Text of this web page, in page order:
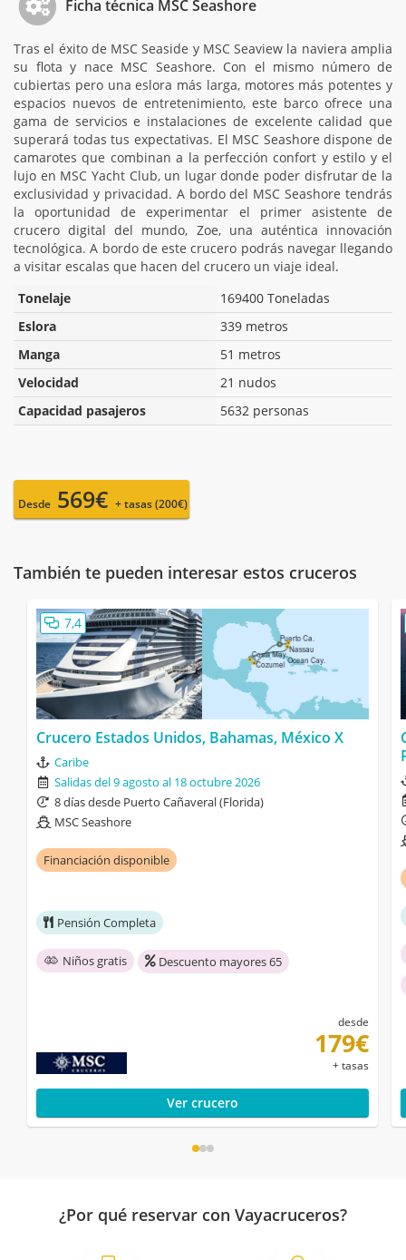
Ficha técnica MSC Seashore
Tras el éxito de MSC Seaside y MSC Seaview la naviera amplia
su flota y nace MSC Seashore. Con el mismo número de
cubiertas pero una eslora más larga, motores más potentes y
espacios nuevos de entretenimiento, este barco ofrece una
gama de servicios e instalaciones de excelente calidad que
superará todas tus expectativas. El MSC Seashore dispone de
camarotes que combinan a la perfección confort y estilo y el
lujo en MSC Yacht Club, un lugar donde poder disfrutar de la
exclusividad y privacidad. A bordo del MSC Seashore tendrás
la oportunidad de experimentar el primer asistente de
crucero digital del mundo, Zoe, una auténtica innovación
tecnológica. A bordo de este crucero podrás navegar llegando
a visitar escalas que hacen del crucero un viaje ideal.
Tonelaje
169400 Toneladas
Eslora
339 metros
Manga
51 metros
Velocidad
21 nudos
Capacidad pasajeros
5632 personas
Desde 569€ + tasas (200€)
También te pueden interesar estos cruceros
7,4
Crucero Estados Unidos, Bahamas, México X
Caribe
Salidas del 9 agosto al 18 octubre 2026
8 días desde Puerto Cañaveral (Florida)
MSC Seashore
Financiación disponible
Pensión Completa
Niños gratis Descuento mayores 65
desde
179€
+ tasas
Ver crucero
¿Por qué reservar con Vayacruceros?